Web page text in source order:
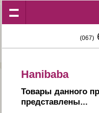
(067)
Hanibaba
Товары данного
представлены...